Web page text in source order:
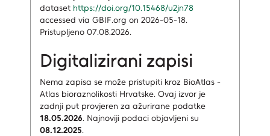
dataset https://doi.org/10.15468/u2jn78
accessed via GBIF.org on 2026-05-18.
Pristupljeno 07.08.2026.
Digitalizirani zapisi
Nema zapisa se može pristupiti kroz BioAtlas -
Atlas bioraznolikosti Hrvatske. Ovaj izvor je
zadnji put provjeren za ažurirane podatke
18.05.2026. Najnoviji podaci objavljeni su
08.12.2025.